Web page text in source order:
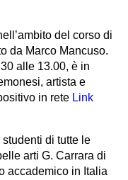
del corso di
da Marco Mancuso.
alle 13.00, è in
artista e
in rete Link
di tutte le
arti G. Carrara di
accademico in Italia